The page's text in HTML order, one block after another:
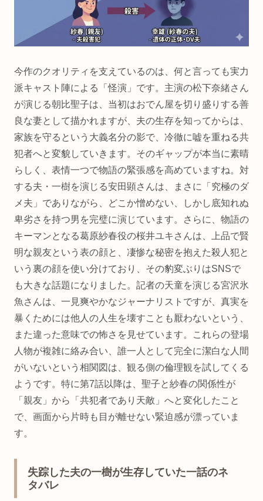
今作のクオリティを支えているのは、何と言っても実力
派キャスト陣による「怪演」です。主演の松下奈緒さん
が演じる朝比聖子は、当初はおでん屋を切り盛りする善
良な妻として描かれますが、夫の生存を知ってからは、
家族を守るという大義名分の影で、冷徹に嘘を重ねる共
犯者へと変貌していきます。そのギャップが本当に素晴
らしく、表情一つで物語の緊張感を高めていますね。対
する夫・一樹を演じる安田顕さんは、まさに「究極のダ
メ夫」でありながら、どこか憎めない、しかし底知れぬ
卑劣さを持つ男を完璧に演じています。さらに、物語の
キーマンとなる葛原紗春役の桜井ユキさんは、上品で賢
明な親友という表の顔と、凄惨な秘密を抱えた殺人犯と
いう裏の顔を使い分けており、その豹変ぶりはSNSで
も大きな話題になりました。記者の天童を演じる宮沢氷
魚さんは、一見爽やかなジャーナリストですが、真実を
暴くためには他人の人生を壊すことも厭わないという、
また違った意味での怖さを見せています。これらの登場
人物が複雑に絡み合い、誰一人として完全に潔白な人間
がいないという相関図は、観る側の倫理観を試してくる
ようです。特に第7話以降は、聖子と紗春の関係性が
「親友」から「共犯者であり天敵」へと変化したこと
で、画面から片時も目が離せない緊迫感が漂っていま
す。
失踪した夫の一樹が生存していた一話のネ
タバレ